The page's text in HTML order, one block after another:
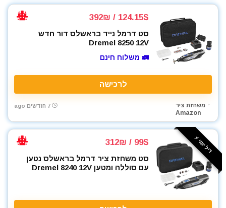
מקצוע חשמלי
מקצוע ידני
מקצועות
משאבה טבולה
משאבת ואקום
נעלי עבודה
סוללות
סולמות
סכינים וכלי בישול
סקירות מוצרים
עגלת כלים
ערכות קומבו 3 כלים ויותר
פטישון
124.15$ / 392₪
סט דרמל נייד בראשלס דור חדש
Dremel 8250 12V
🚛 משלוח חינם
לרכישה
משחזת ציר
Amazon
7 חודשים ago
דיל יומי ⚡️ 99$ / 312₪
סט משחזת ציר דרמל בראשלס נטען
עם סוללה ומטען Dremel 8240 12V